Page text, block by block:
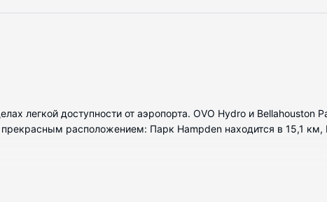
легкой доступности от аэропорта. OVO Hydro и Bellahouston
расположением: Парк Hampden находится в 15,1 км,
плоскоэкранные телевизоры. Спутниковое телевидение и